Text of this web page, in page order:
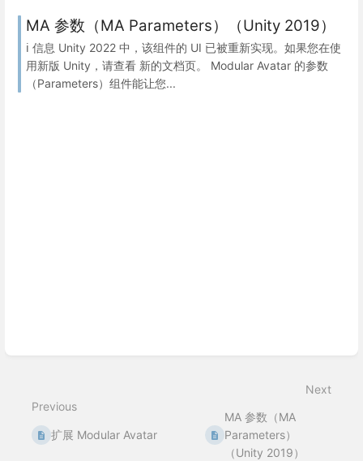
MA 参数（MA Parameters）（Unity 2019）
ℹ️ 信息 Unity 2022 中，该组件的 UI 已被重新实现。如果您在使
用新版 Unity，请查看 新的文档页。 Modular Avatar 的参数
（Parameters）组件能让您...
Previous
扩展 Modular Avatar
Next
MA 参数（MA
Parameters）
（Unity 2019）